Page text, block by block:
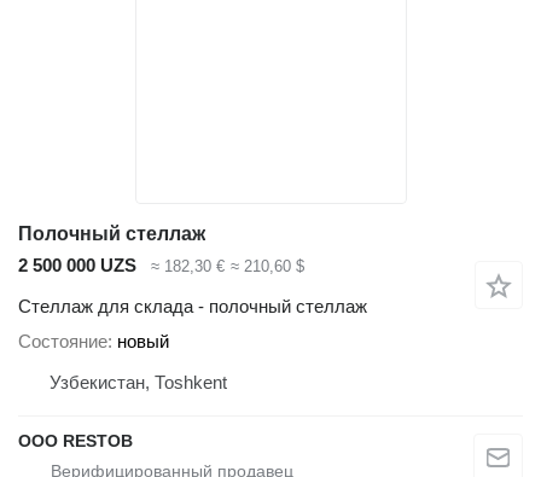
Полочный стеллаж
2 500 000 UZS
≈ 182,30 € ≈ 210,60 $
Стеллаж для склада - полочный стеллаж
Состояние новый
Узбекистан, Тоshkent
OOO RESTOB